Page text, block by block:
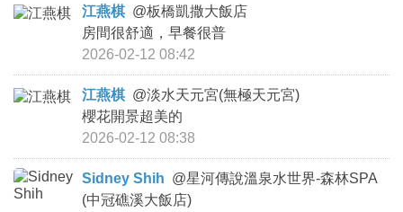
江燕棋 @板橋凱撒大飯店
房間很舒適，早餐很普
2026-02-12 08:42
江燕棋 @淡水天元宮(無極天元宮)
櫻花開景超美的
2026-02-12 08:38
Sidney Shih @星河傳說溫泉水世界-森林SPA
(中冠礁溪大飯店)